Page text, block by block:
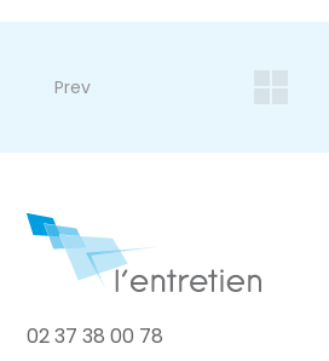
Prev
02 37 38 00 78